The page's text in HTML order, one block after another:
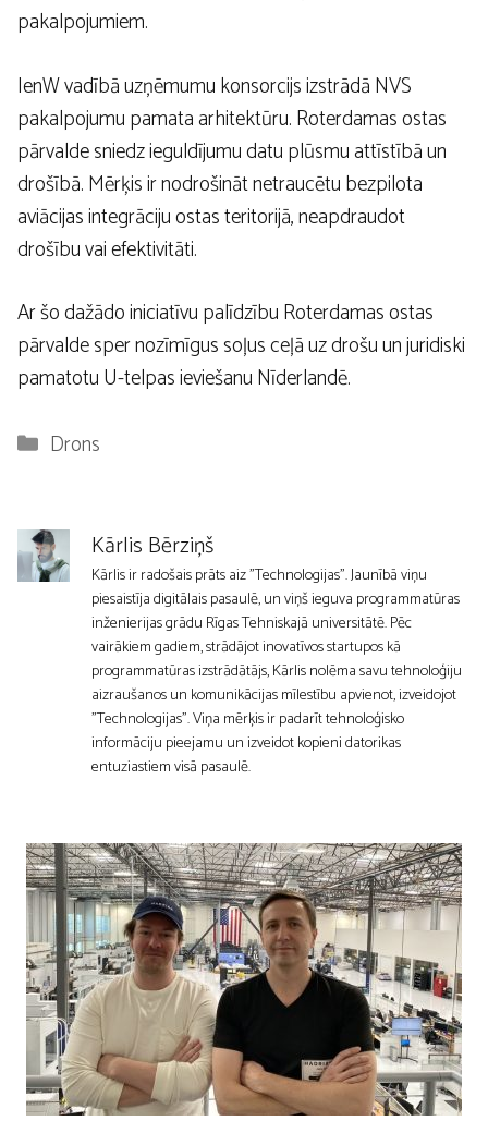
pakalpojumiem.
IenW vadībā uzņēmumu konsorcijs izstrādā NVS
pakalpojumu pamata arhitektūru. Roterdamas ostas
pārvalde sniedz ieguldījumu datu plūsmu attīstībā un
drošībā. Mērķis ir nodrošināt netraucētu bezpilota
aviācijas integrāciju ostas teritorijā, neapdraudot
drošību vai efektivitāti.
Ar šo dažādo iniciatīvu palīdzību Roterdamas ostas
pārvalde sper nozīmīgus soļus ceļā uz drošu un juridiski
pamatotu U-telpas ieviešanu Nīderlandē.
Kategorijas
Drons
Kārlis Bērziņš
Kārlis ir radošais prāts aiz "Technologijas". Jaunībā viņu
piesaistīja digitālais pasaulē, un viņš ieguva programmatūras
inženierijas grādu Rīgas Tehniskajā universitātē. Pēc
vairākiem gadiem, strādājot inovatīvos startupos kā
programmatūras izstrādātājs, Kārlis nolēma savu tehnoloģiju
aizraušanos un komunikācijas mīlestību apvienot, izveidojot
"Technologijas". Viņa mērķis ir padarīt tehnoloģisko
informāciju pieejamu un izveidot kopieni datorikas
entuziastiem visā pasaulē.